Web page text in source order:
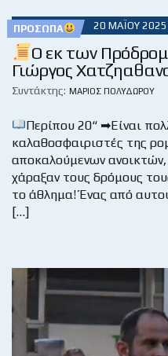
ΠΡΌΣΩΠΑ 20 ΜΑΪ́ΟΥ
Ο εκ των
Γιώργος
Συντάκτης: ΜΆΡΙΟΣ ΠΟΛΥΔΏΡΟΥ
Περίπου 20“ ➡Είναι
καλαθοσφαιριστές της
αποκαλούμενων
χάραξαν τους δρόμους
το άθλημα! Ένας από
[…]